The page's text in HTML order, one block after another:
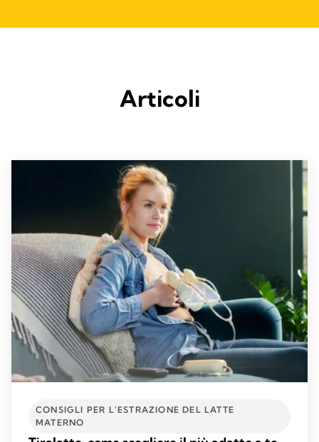
Articoli
CONSIGLI PER L'ESTRAZIONE DEL LATTE
MATERNO